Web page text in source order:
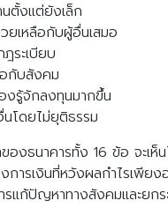
ตั้งแต่ยังเล็ก
ยเหลือกับผู้อื่นเสมอ
ระเบียบ
กับสังคม
งรู้จักลงทุนมากขึ้น
โดยไม่ยุติธรรม
งธนาคารทั้ง 16 ข้อ จะเ
การเงินที่หวังผลกำไรเพีย
ารแก้ปัญหาทางสังคมและย